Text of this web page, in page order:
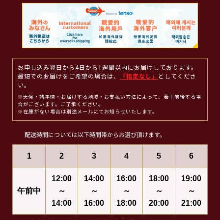
お申し込み翌日から4日から1週間以内にお届けしております。
最短でのお届けをご希望の場合は、
「指定なし」
としてくださ
い。
※天候・諸事情・お届けする地域・お支払い方法によって、若干前後する場
合がございます。ご了承ください。
※在庫がない場合は別途メールにてお知らせいたします。
配送時間については以下時間帯からお選び頂けます。
1 2 3 4 5 6
午前中
12:00
～
14:00
14:00
～
16:00
16:00
～
18:00
18:00
～
20:00
19:00
～
21:00